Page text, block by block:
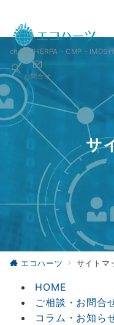
chemSHERPA・CMP・IMDS
お問合せ
サ
エコハーツ サイトマ
HOME
ご相談・お問合
コラム・お知ら